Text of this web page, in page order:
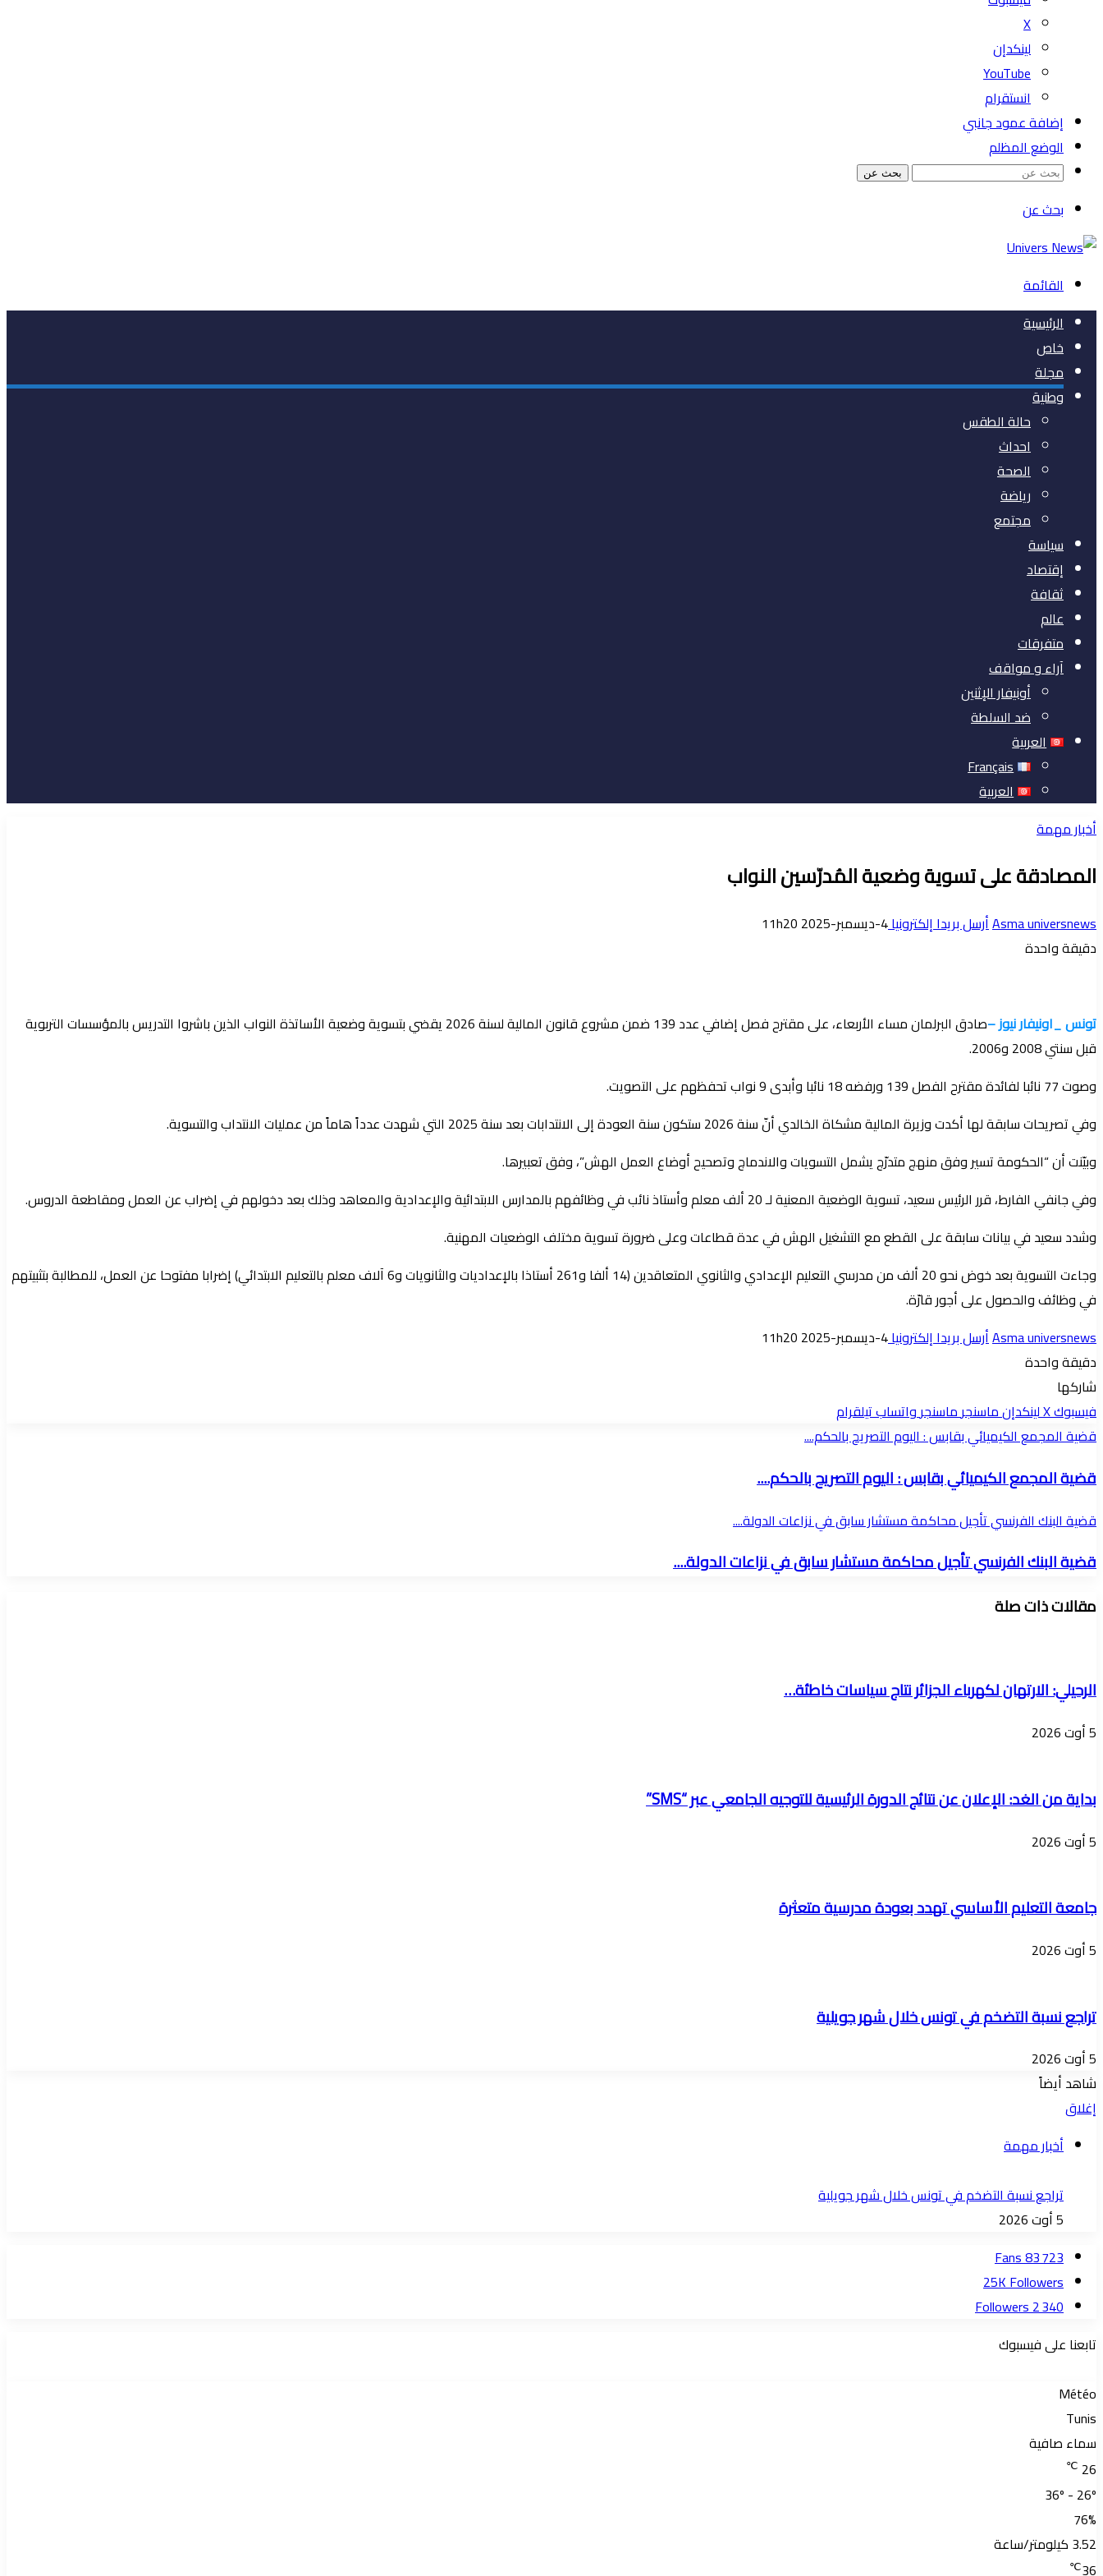
‫X
لينكدإن
‫YouTube
انستقرام
إضافة عمود جانبي
الوضع المظلم
بحث عن
بحث عن
القائمة
الرئيسية
خاص
مجلة
وطنية
حالة الطقس
احداث
الصحة
رياضة
مجتمع
سياسة
إقتصاد
ثقافة
عالم
متفرقات
آراء و مواقف
أونيفار الإثنين
ضد السلطة
العربية
Français
العربية
أخبار مهمة
المصادقة على تسوية وضعية المُدرّسين النواب
Asma universnewsأرسل بريدا إلكترونيا4-ديسمبر-2025 11h20
دقيقة واحدة
تونس _اونيفار نيوز –
صادق البرلمان مساء الأربعاء، على مقترح فصل إضافي عدد 139 ضمن مشروع قانون المالية لسنة 2026 يقضي بتسوية وضعية الأساتذة النواب الذين باشروا التدريس بالمؤسسات التربوية
قبل سنتي 2008 و2006.
وصوت 77 نائبا لفائدة مقترح الفصل 139 ورفضه 18 نائبا وأبدى 9 نواب تحفظهم على التصويت.
وفي تصريحات سابقة لها أكدت وزيرة المالية مشكاة الخالدي أنّ سنة 2026 ستكون سنة العودة إلى الانتدابات بعد سنة 2025 التي شهدت عدداً هاماً من عمليات الانتداب والتسوية.
وبيّنت أن “الحكومة تسير وفق منهج متدرّج يشمل التسويات والاندماج وتصحيح أوضاع العمل الهش”، وفق تعبيرها.
وفي جانفي الفارط، قرر الرئيس سعيد، تسوية الوضعية المعنية لـ 20 ألف معلم وأستاذ نائب في وظائفهم بالمدارس الابتدائية والإعدادية والمعاهد وذلك بعد دخولهم في إضراب عن العمل ومقاطعة الدروس.
وشدد سعيد في بيانات سابقة على القطع مع التشغيل الهش في عدة قطاعات وعلى ضرورة تسوية مختلف الوضعيات المهنية.
وجاءت التسوية بعد خوض نحو 20 ألف من مدرسي التعليم الإعدادي والثانوي المتعاقدين (14 ألفا و261 أستاذا بالإعداديات والثانويات و6 آلاف معلم بالتعليم الابتدائي) إضرابا مفتوحا عن العمل، للمطالبة بتثبيتهم
في وظائف والحصول على أجور قارّة.
Asma universnewsأرسل بريدا إلكترونيا4-ديسمبر-2025 11h20
دقيقة واحدة
شاركها
فيسبوك‫Xلينكدإنماسنجرماسنجرواتسابتيلقرام
قضية المجمع الكيميائي بقابس : اليوم التصريح بالحكم....
قضية المجمع الكيميائي بقابس : اليوم التصريح بالحكم....
قضية البنك الفرنسي تأجيل محاكمة مستشار سابق في نزاعات الدولة....
قضية البنك الفرنسي تأجيل محاكمة مستشار سابق في نزاعات الدولة....
مقالات ذات صلة
الرحيلي: الارتهان لكهرباء الجزائر نتاج سياسات خاطئة…
5 أوت 2026
بداية من الغد: الإعلان عن نتائج الدورة الرئيسية للتوجيه الجامعي عبر “SMS”
5 أوت 2026
جامعة التعليم الأساسي تهدد بعودة مدرسية متعثرة
5 أوت 2026
تراجع نسبة التضخم في تونس خلال شهر جويلية
5 أوت 2026
شاهد أيضاً
إغلاق
أخبار مهمة
تراجع نسبة التضخم في تونس خلال شهر جويلية
5 أوت 2026
83 723
Fans
25KFollowers
2 340
Followers
تابعنا على فيسبوك
Météo
Tunis
سماء صافية
26
℃
36º - 26º
76%
3.52 كيلومتر/ساعة
36
℃